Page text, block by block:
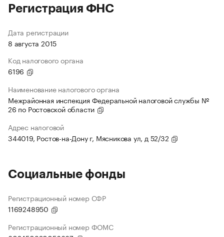
Регистрация ФНС
Дата регистрации
8 августа 2015
Код налогового органа
6196
Наименование налогового органа
Межрайонная инспекция Федеральной налоговой службы №
26 по Ростовской области
Адрес налоговой
344019, Ростов-на-Дону г, Мясникова ул, д 52/32
Социальные фонды
Регистрационный номер СФР
1169248950
Регистрационный номер ФОМС